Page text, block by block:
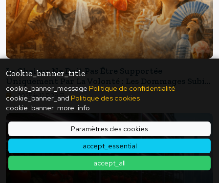
Cookie_banner_title
cookie_banner_message Politique de confidentialité
cookie_banner_and Politique des cookies
cookie_banner_more_info
Paramètres des cookies
accept_essential
accept_all
La Chaleur Ne Doit Pas Être Supportée
Uniquement Par La Volonté : Les Dommages Subis
Par Le Cœur, Les Reins Et Le Cerveau.
2025年12月29日